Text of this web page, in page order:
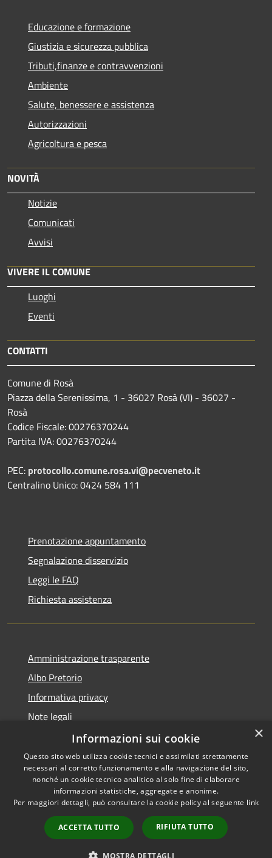
Educazione e formazione
Giustizia e sicurezza pubblica
Tributi,finanze e contravvenzioni
Ambiente
Salute, benessere e assistenza
Autorizzazioni
Agricoltura e pesca
NOVITÀ
Notizie
Comunicati
Avvisi
VIVERE IL COMUNE
Luoghi
Eventi
CONTATTI
Comune di Rosà
Piazza della Serenissima, 1 - 36027 Rosà (VI) - 36027 -
Rosà
Codice Fiscale: 00276370244
Partita IVA: 00276370244
PEC: protocollo.comune.rosa.vi@pecveneto.it
Centralino Unico: 0424 584 111
Prenotazione appuntamento
Segnalazione disservizio
Leggi le FAQ
Richiesta assistenza
Amministrazione trasparente
Albo Pretorio
Informativa privacy
Note legali
Dichiarazione di accessibilità
RSS
Accessibilità
Copyright © 2026 • Comune di
Municipium•
Accesso
redazione
×
Informazioni sui cookie
Questo sito web utilizza cookie tecnici e assimilati strettamente
necessari al corretto funzionamento e alla navigazione del sito,
nonché un cookie tecnico analitico al solo fine di elaborare
informazioni statistiche, aggregate e anonime.
Per maggiori dettagli, può consultare la cookie policy al seguente link
ACCETTA TUTTO RIFIUTA TUTTO
MOSTRA DETTAGLI